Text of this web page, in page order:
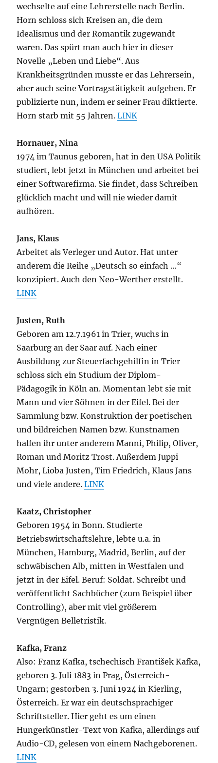
wechselte auf eine Lehrerstelle nach Berlin.
Horn schloss sich Kreisen an, die dem
Idealismus und der Romantik zugewandt
waren. Das spürt man auch hier in dieser
Novelle „Leben und Liebe“. Aus
Krankheitsgründen musste er das Lehrersein,
aber auch seine Vortragstätigkeit aufgeben. Er
publizierte nun, indem er seiner Frau diktierte.
Horn starb mit 55 Jahren.LINK
Hornauer, Nina
1974 im Taunus geboren, hat in den USA Politik
studiert, lebt jetzt in München und arbeitet bei
einer Softwarefirma. Sie findet, dass Schreiben
glücklich macht und will nie wieder damit
aufhören.
Jans, Klaus
Arbeitet als Verleger und Autor. Hat unter
anderem die Reihe „Deutsch so einfach …“
konzipiert. Auch den Neo-Werther erstellt.
LINK
Justen, Ruth
Geboren am 12.7.1961 in Trier, wuchs in
Saarburg an der Saar auf. Nach einer
Ausbildung zur Steuerfachgehilfin in Trier
schloss sich ein Studium der Diplom-
Pädagogik in Köln an. Momentan lebt sie mit
Mann und vier Söhnen in der Eifel. Bei der
Sammlung bzw. Konstruktion der poetischen
und bildreichen Namen bzw. Kunstnamen
halfen ihr unter anderem Manni, Philip, Oliver,
Roman und Moritz Trost. Außerdem Juppi
Mohr, Lioba Justen, Tim Friedrich, Klaus Jans
und viele andere.LINK
Kaatz, Christopher
Geboren 1954 in Bonn. Studierte
Betriebswirtschaftslehre, lebte u.a. in
München, Hamburg, Madrid, Berlin, auf der
schwäbischen Alb, mitten in Westfalen und
jetzt in der Eifel. Beruf: Soldat. Schreibt und
veröffentlicht Sachbücher (zum Beispiel über
Controlling), aber mit viel größerem
Vergnügen Belletristik.
Kafka, Franz
Also: Franz Kafka, tschechisch František Kafka,
geboren 3. Juli 1883 in Prag, Österreich-
Ungarn; gestorben 3. Juni 1924 in Kierling,
Österreich. Er war ein deutschsprachiger
Schriftsteller. Hier geht es um einen
Hungerkünstler-Text von Kafka, allerdings auf
Audio-CD, gelesen von einem Nachgeborenen.
LINK